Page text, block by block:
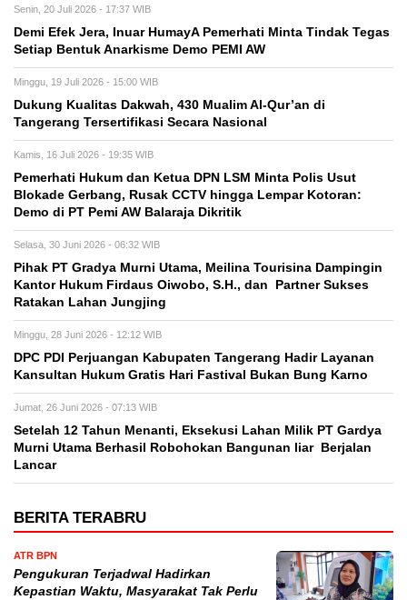
Senin, 20 Juli 2026 - 17:37 WIB
Demi Efek Jera, Inuar HumayA Pemerhati Minta Tindak Tegas
Setiap Bentuk Anarkisme Demo PEMI AW
Minggu, 19 Juli 2026 - 15:00 WIB
Dukung Kualitas Dakwah, 430 Mualim Al-Qur’an di
Tangerang Tersertifikasi Secara Nasional
Kamis, 16 Juli 2026 - 19:35 WIB
Pemerhati Hukum dan Ketua DPN LSM Minta Polis Usut
Blokade Gerbang, Rusak CCTV hingga Lempar Kotoran:
Demo di PT Pemi AW Balaraja Dikritik
Selasa, 30 Juni 2026 - 06:32 WIB
Pihak PT Gradya Murni Utama, Meilina Tourisina Dampingin
Kantor Hukum Firdaus Oiwobo, S.H., dan Partner Sukses
Ratakan Lahan Jungjing
Minggu, 28 Juni 2026 - 12:12 WIB
DPC PDI Perjuangan Kabupaten Tangerang Hadir Layanan
Kansultan Hukum Gratis Hari Fastival Bukan Bung Karno
Jumat, 26 Juni 2026 - 07:13 WIB
Setelah 12 Tahun Menanti, Eksekusi Lahan Milik PT Gardya
Murni Utama Berhasil Robohokan Bangunan liar Berjalan
Lancar
BERITA TERABRU
ATR BPN
Pengukuran Terjadwal Hadirkan
Kepastian Waktu, Masyarakat Tak Perlu